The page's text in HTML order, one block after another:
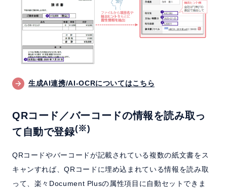
生成AI連携/AI-OCRについてはこちら
QRコード／バーコードの情報を読み取っ
て自動で登録(※)
QRコードやバーコードが記載されている複数の紙文書をス
キャンすれば、QRコードに埋め込まれている情報を読み取
って、楽々Document Plusの属性項目に自動セットできま